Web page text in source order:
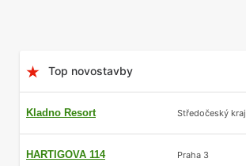
Top novostavby
Kladno Resort Středočeský kraj
HARTIGOVA 114 Praha 3